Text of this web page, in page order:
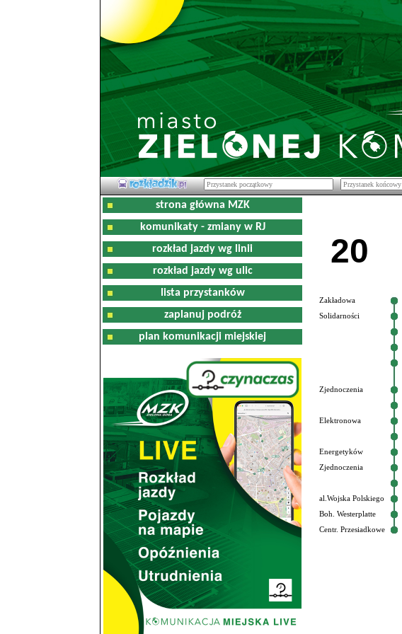
strona główna MZK
komunikaty - zmiany w RJ
rozkład jazdy wg linii
rozkład jazdy wg ulic
lista przystanków
zaplanuj podróż
plan komunikacji miejskiej
20
Zakładowa
Solidarności
Zjednoczenia
Elektronowa
Energetyków
Zjednoczenia
al.Wojska Polskiego
Boh. Westerplatte
Centr. Przesiadkowe